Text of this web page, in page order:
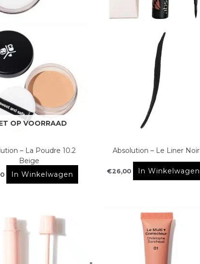
OP VOORRAAD
– La Poudre 10.2
Beige
In Winkelwagen
Absolution – Le Liner Noir
€26,00 In Winkelwagen